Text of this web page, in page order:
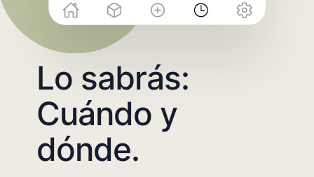
Lo sabrás:
Cuándo y
dónde.